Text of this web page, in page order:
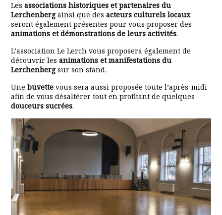
Les associations historiques et partenaires du
Lerchenbergainsi que des acteurs culturels locaux
seront également présentes pour vous proposer des
animations et démonstrations de leurs activités.
L’association Le Lerch vous proposera également de
découvrir les animations et manifestations du
Lerchenbergsur son stand.
Une buvette vous sera aussi proposée toute l’après-midi
afin de vous désaltérer tout en profitant de quelques
douceurs sucrées.